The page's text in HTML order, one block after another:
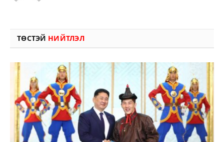
ТӨСТЭЙ НИЙТЛЭЛ